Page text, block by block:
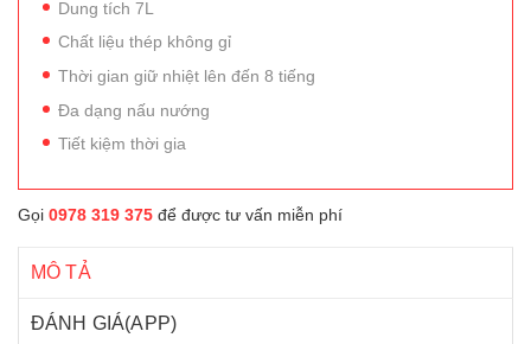
Dung tích 7L
Chất liệu thép không gỉ
Thời gian giữ nhiệt lên đến 8 tiếng
Đa dạng nấu nướng
Tiết kiệm thời gia
Gọi 0978 319 375 để được tư vấn miễn phí
MÔ TẢ
ĐÁNH GIÁ(APP)